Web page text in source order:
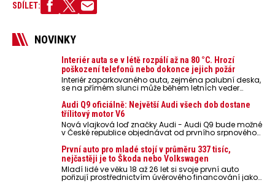
SDÍLET:
NOVINKY
Interiér auta se v létě rozpálí až na 80 °C. Hrozí
poškození telefonů nebo dokonce jejich požár
Interiér zaparkovaného auta, zejména palubní deska,
se na přímém slunci může během letních veder
nebezpečí pro odložené mobilní telefony, powerbanky
nebo notebooky. Můžou urychlit stárnutí baterií,
poškodit elektroniku a ve výjimečných případech i
zvýšit riziko požáru.
Audi Q9 oficiálně: Největší Audi všech dob dostane
třílitový motor V6
Nová vlajková loď značky Audi - Audi Q9 bude možné
v České republice objednávat od prvního srpnového
První auto pro mladé stojí v průměru 337 tisíc,
nejčastěji je to Škoda nebo Volkswagen
Mladí lidé ve věku 18 až 26 let si svoje první auto
pořizují prostřednictvím úvěrového financování jako